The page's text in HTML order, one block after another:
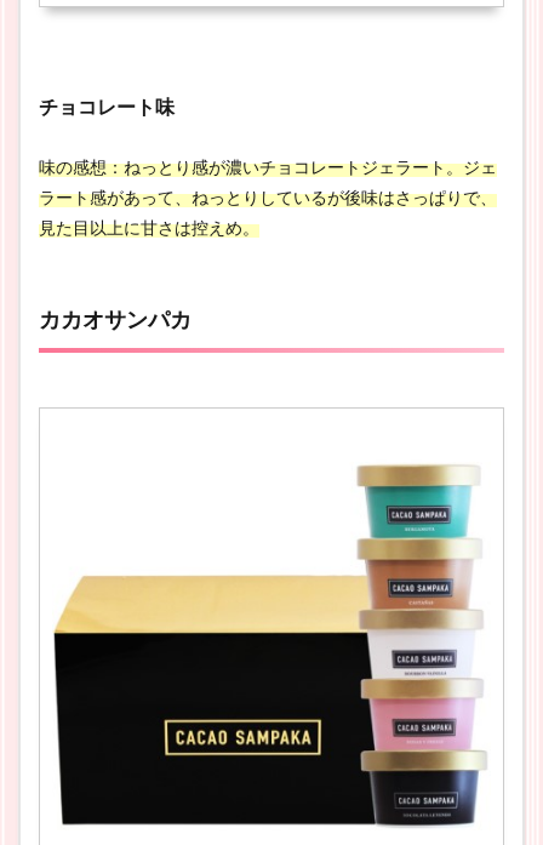
チョコレート味
味の感想：ねっとり感が濃いチョコレートジェラート。ジェ
ラート感があって、ねっとりしているが後味はさっぱりで、
見た目以上に甘さは控えめ。
カカオサンパカ